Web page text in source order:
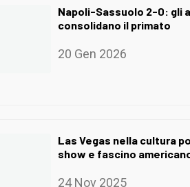
Napoli-Sassuolo 2-0: gli
consolidano il primato
20 Gen 2026
Las Vegas nella cultura
show e fascino
24 Nov 2025